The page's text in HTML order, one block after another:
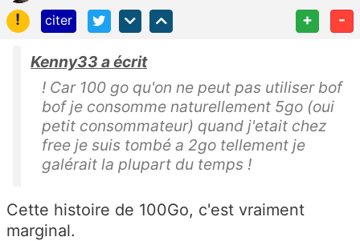
!
citer + -
Kenny33 a écrit
! Car 100 go qu'on ne peut pas utiliser bof
bof je consomme naturellement 5go (oui
petit consommateur) quand j'etait chez
free je suis tombé a 2go tellement je
galérait la plupart du temps !
Cette histoire de 100Go, c'est vraiment
marginal.